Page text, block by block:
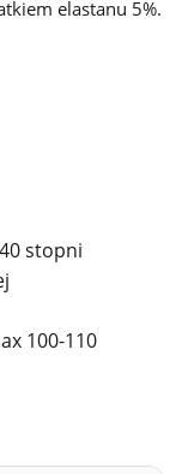
elastanu 5%.
stopni
100-110